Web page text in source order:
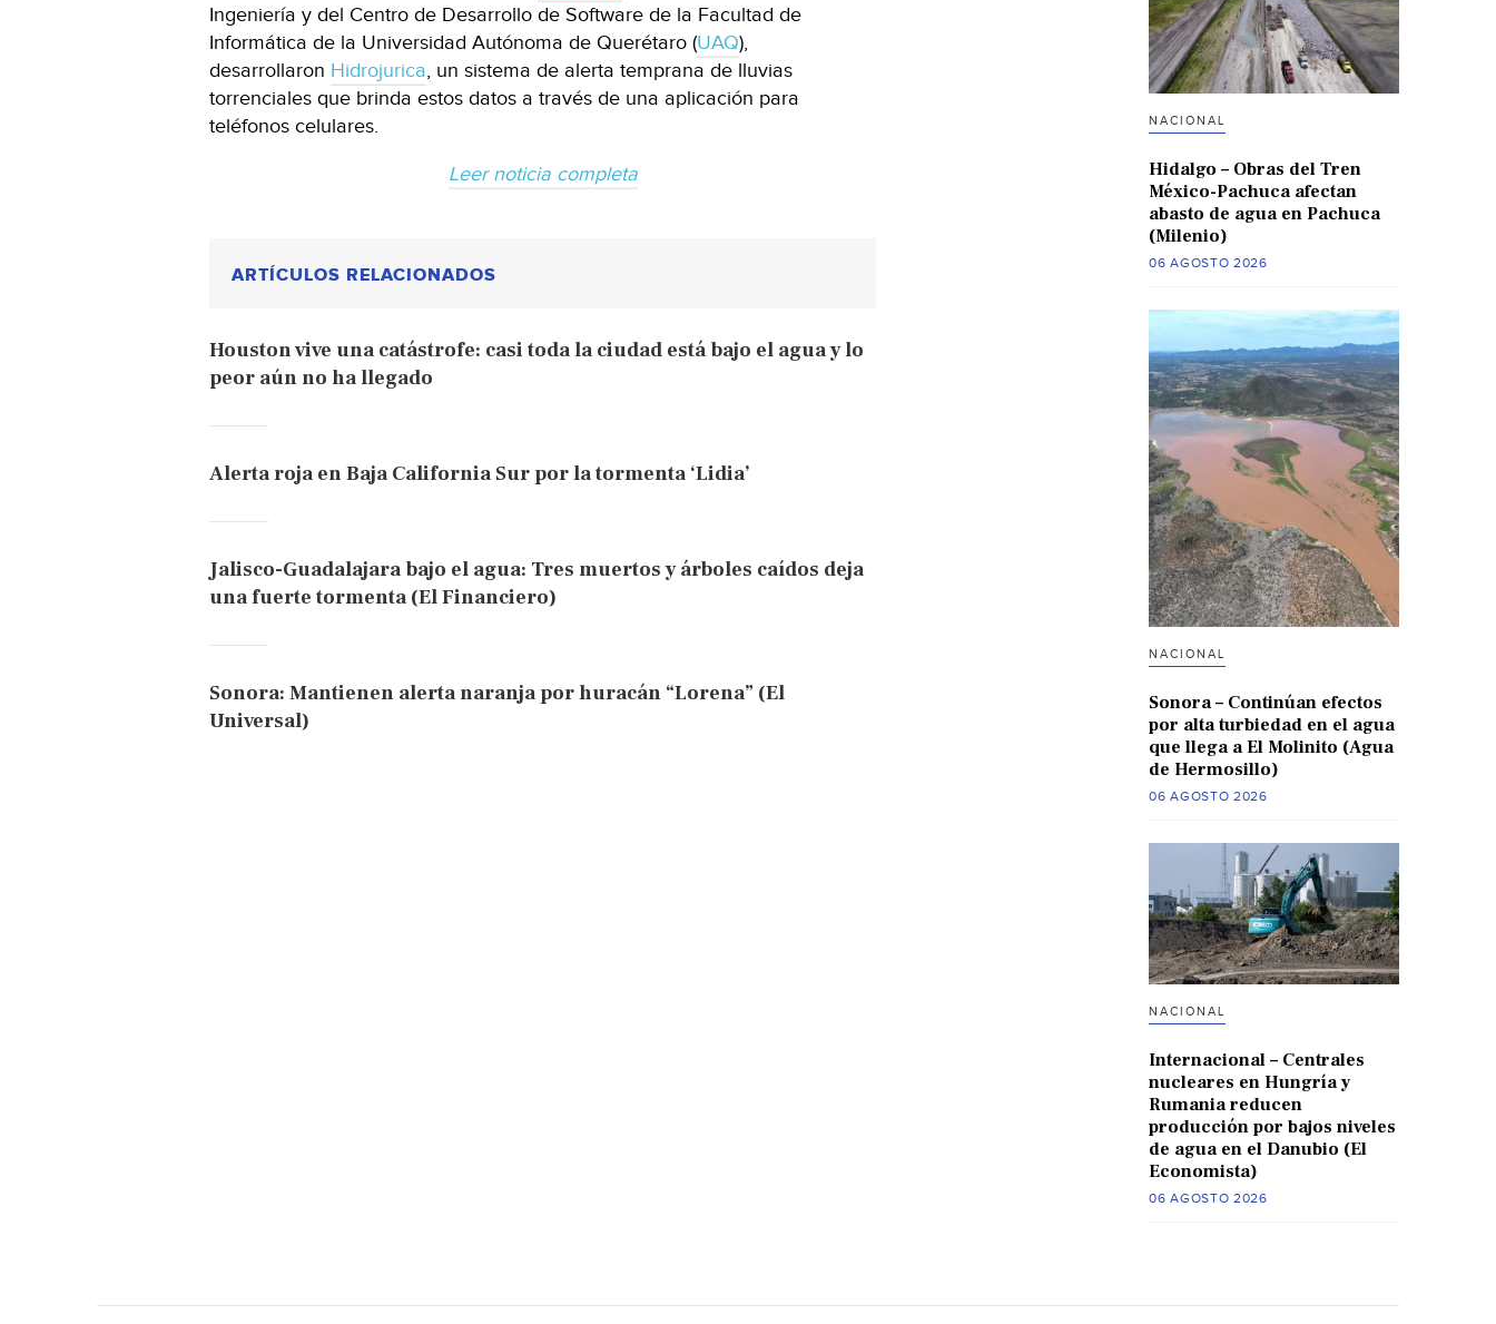
Ingeniería y del Centro de Desarrollo de Software de la Facultad de
Informática de la Universidad Autónoma de Querétaro (UAQ),
desarrollaron Hidrojurica, un sistema de alerta temprana de lluvias
torrenciales que brinda estos datos a través de una aplicación para
teléfonos celulares.
Leer noticia completa
ARTÍCULOS RELACIONADOS
Houston vive una catástrofe: casi toda la ciudad está bajo el agua y lo
peor aún no ha llegado
Alerta roja en Baja California Sur por la tormenta ‘Lidia’
Jalisco-Guadalajara bajo el agua: Tres muertos y árboles caídos deja
una fuerte tormenta (El Financiero)
Sonora: Mantienen alerta naranja por huracán “Lorena” (El
Universal)
NACIONAL
Hidalgo – Obras del Tren
México-Pachuca afectan
abasto de agua en Pachuca
(Milenio)
06 AGOSTO 2026
NACIONAL
Sonora – Continúan efectos
por alta turbiedad en el agua
que llega a El Molinito (Agua
de Hermosillo)
06 AGOSTO 2026
NACIONAL
Internacional – Centrales
nucleares en Hungría y
Rumania reducen
producción por bajos niveles
de agua en el Danubio (El
Economista)
06 AGOSTO 2026